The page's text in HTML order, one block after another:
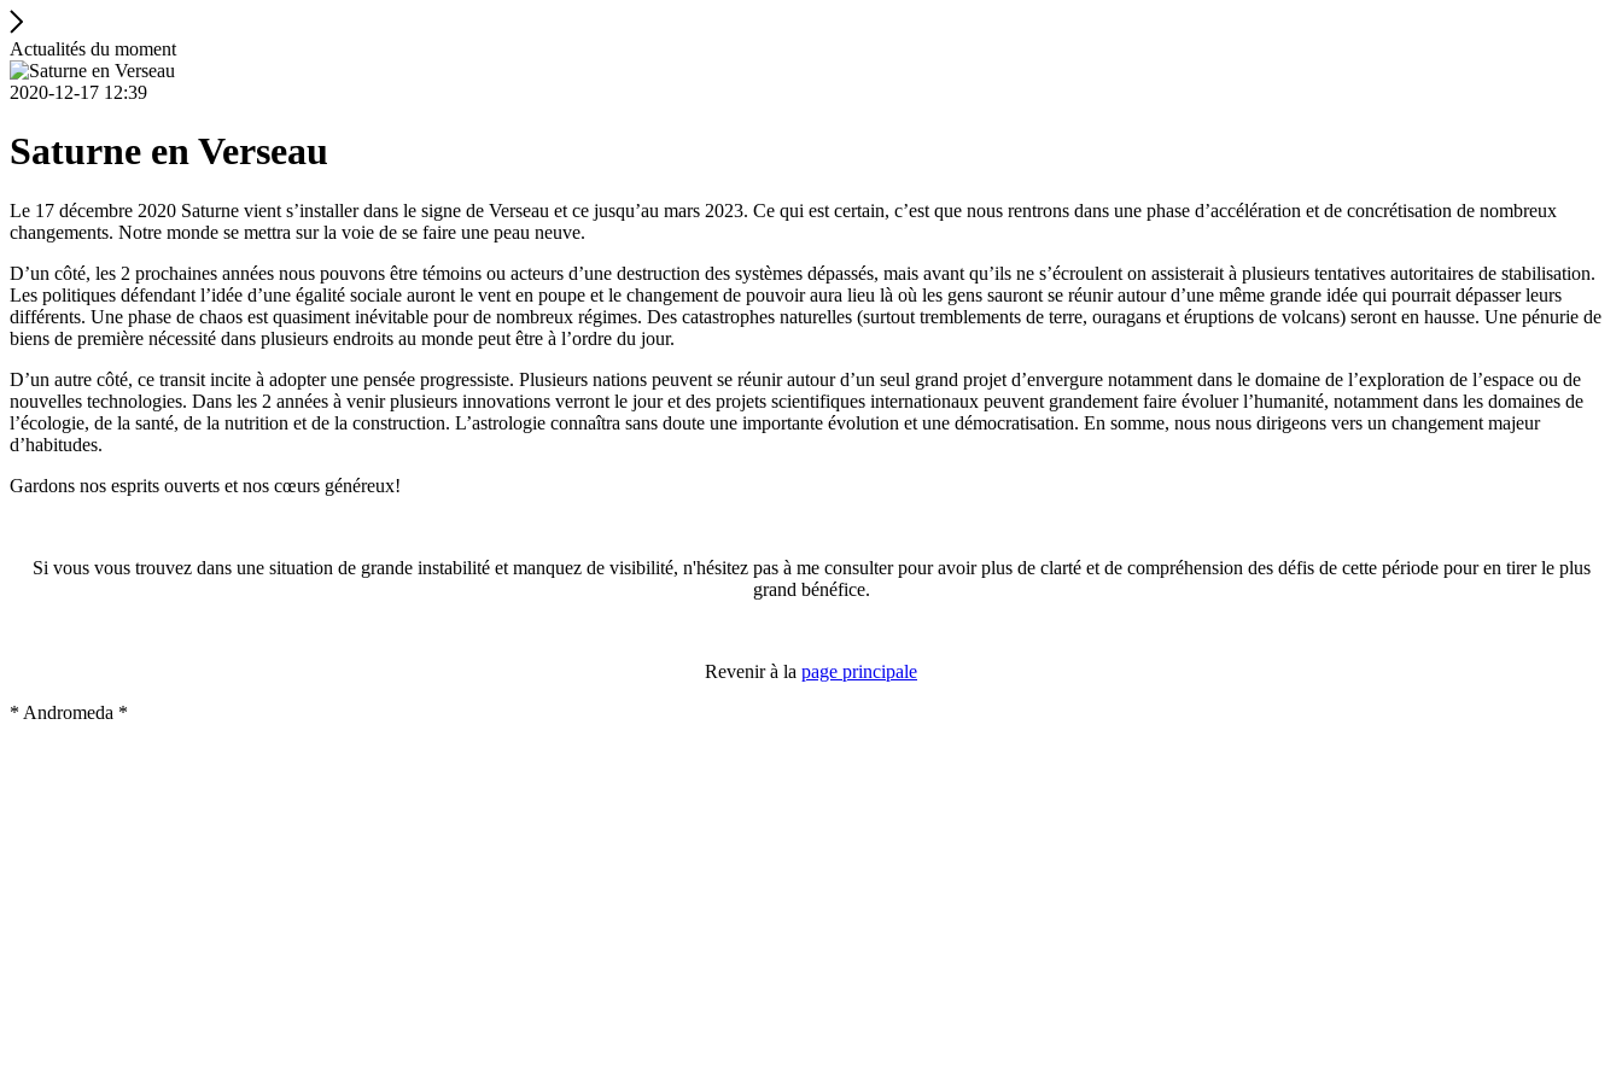
Actualités du moment
2020-12-17 12:39
Saturne en Verseau
Le 17 décembre 2020 Saturne vient s’installer dans le signe de Verseau et ce jusqu’au mars 2023. Ce qui est certain, c’est que nous rentrons dans une phase d’accélération et de concrétisation de nombreux
changements. Notre monde se mettra sur la voie de se faire une peau neuve.
D’un côté, les 2 prochaines années nous pouvons être témoins ou acteurs d’une destruction des systèmes dépassés, mais avant qu’ils ne s’écroulent on assisterait à plusieurs tentatives autoritaires de stabilisation.
Les politiques défendant l’idée d’une égalité sociale auront le vent en poupe et le changement de pouvoir aura lieu là où les gens sauront se réunir autour d’une même grande idée qui pourrait dépasser leurs
différents. Une phase de chaos est quasiment inévitable pour de nombreux régimes. Des catastrophes naturelles (surtout tremblements de terre, ouragans et éruptions de volcans) seront en hausse. Une pénurie de
biens de première nécessité dans plusieurs endroits au monde peut être à l’ordre du jour.
D’un autre côté, ce transit incite à adopter une pensée progressiste. Plusieurs nations peuvent se réunir autour d’un seul grand projet d’envergure notamment dans le domaine de l’exploration de l’espace ou de
nouvelles technologies. Dans les 2 années à venir plusieurs innovations verront le jour et des projets scientifiques internationaux peuvent grandement faire évoluer l’humanité, notamment dans les domaines de
l’écologie, de la santé, de la nutrition et de la construction. L’astrologie connaîtra sans doute une importante évolution et une démocratisation. En somme, nous nous dirigeons vers un changement majeur
d’habitudes.
Gardons nos esprits ouverts et nos cœurs généreux!
Si vous vous trouvez dans une situation de grande instabilité et manquez de visibilité, n'hésitez pas à me consulter pour avoir plus de clarté et de compréhension des défis de cette période pour en tirer le plus
grand bénéfice.
Revenir à la page principale
* Andromeda *